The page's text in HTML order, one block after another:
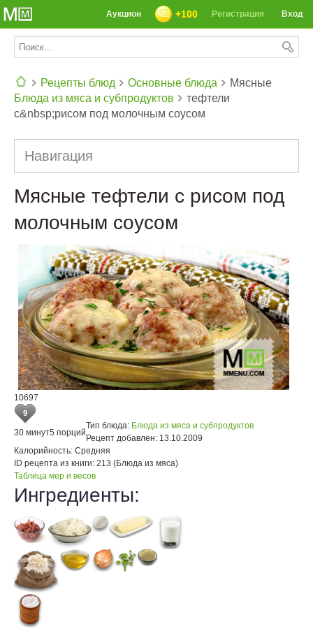
СЕГОДНЯ: 39142 РЕЦЕПТА
Вход
Регистрация
+100
Аукцион
Рецепты блюд
Основные блюда
Блюда из мяса и субпродуктов
Мясные
тефтели
с&nbsp;рисом под молочным соусом
Навигация
Мясные тефтели с рисом под
молочным соусом
10697
9
30 минут5 порций
Тип блюда: Блюда из мяса и субпродуктов
Рецепт добавлен: 13.10.2009
Калорийность: Средняя
ID рецепта из книги: 213 (Блюда из мяса)
Таблица мер и весов
Ингредиенты: